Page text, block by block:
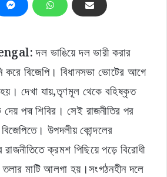
দল ভাঙিয়ে দল ভারী করার
করে বিজেপি। বিধানসভা ভোটের আগে
দেখা যায়,তৃণমূল থেকে বহিষ্কৃত
পদ্ম শিবির। সেই রাজনীতির পর
উপদলীয় কোন্দলের
ক্রমশ পিছিয়ে পড়ে বিরোধী
তলার মাটি আলগা হয়।সংগঠনহীন দলে